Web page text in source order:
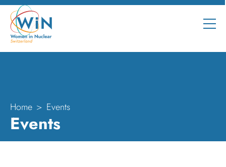
Home Events
Events